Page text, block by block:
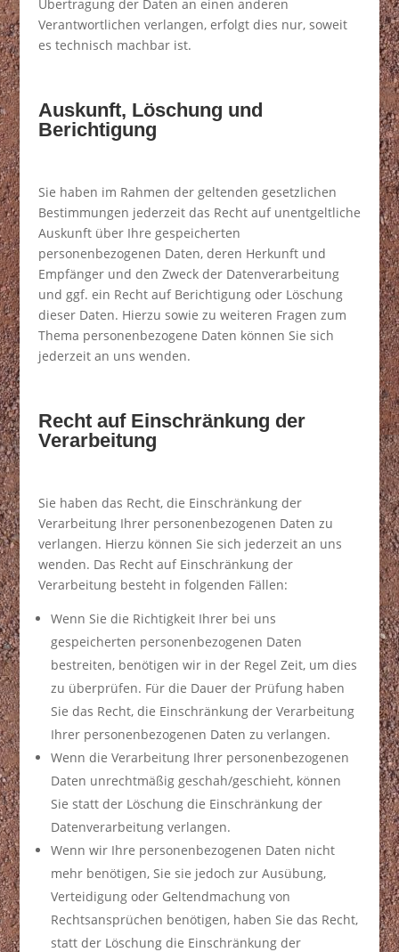
Übertragung der Daten an einen anderen
Verantwortlichen verlangen, erfolgt dies nur, soweit
es technisch machbar ist.
Auskunft, Löschung und
Berichtigung
Sie haben im Rahmen der geltenden gesetzlichen
Bestimmungen jederzeit das Recht auf unentgeltliche
Auskunft über Ihre gespeicherten
personenbezogenen Daten, deren Herkunft und
Empfänger und den Zweck der Datenverarbeitung
und ggf. ein Recht auf Berichtigung oder Löschung
dieser Daten. Hierzu sowie zu weiteren Fragen zum
Thema personenbezogene Daten können Sie sich
jederzeit an uns wenden.
Recht auf Einschränkung der
Verarbeitung
Sie haben das Recht, die Einschränkung der
Verarbeitung Ihrer personenbezogenen Daten zu
verlangen. Hierzu können Sie sich jederzeit an uns
wenden. Das Recht auf Einschränkung der
Verarbeitung besteht in folgenden Fällen:
Wenn Sie die Richtigkeit Ihrer bei uns
gespeicherten personenbezogenen Daten
bestreiten, benötigen wir in der Regel Zeit, um dies
zu überprüfen. Für die Dauer der Prüfung haben
Sie das Recht, die Einschränkung der Verarbeitung
Ihrer personenbezogenen Daten zu verlangen.
Wenn die Verarbeitung Ihrer personenbezogenen
Daten unrechtmäßig geschah/geschieht, können
Sie statt der Löschung die Einschränkung der
Datenverarbeitung verlangen.
Wenn wir Ihre personenbezogenen Daten nicht
mehr benötigen, Sie sie jedoch zur Ausübung,
Verteidigung oder Geltendmachung von
Rechtsansprüchen benötigen, haben Sie das Recht,
statt der Löschung die Einschränkung der